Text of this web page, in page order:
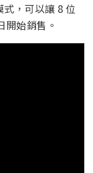
，可以讓 8 位
開始銷售。